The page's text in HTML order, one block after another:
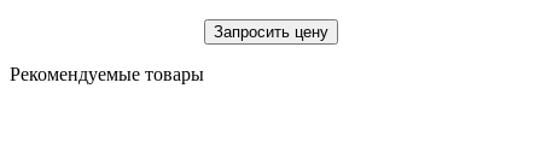
Запросить цену
Рекомендуемые товары